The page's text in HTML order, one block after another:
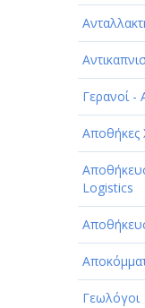
Γερανοί -
Αποθήκες
Logistics
Γεωλόγοι